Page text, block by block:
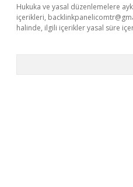
Hukuka ve yasal düzenlemelere
içerikleri,
halinde, ilgili içerikler yasal süre